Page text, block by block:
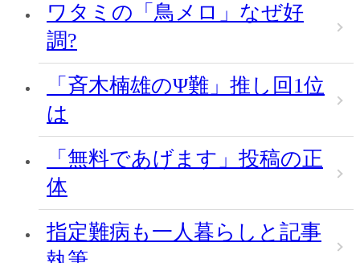
ワタミの「鳥メロ」なぜ好
調?
「斉木楠雄のΨ難」推し回1位
は
「無料であげます」投稿の正
体
指定難病も一人暮らしと記事